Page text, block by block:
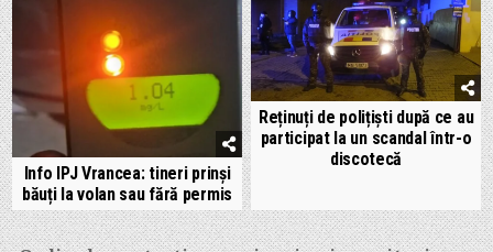
Info IPJ Vrancea: tineri prinși
băuți la volan sau fără permis
Reținuți de polițiști după ce au
participat la un scandal într-o
discotecă